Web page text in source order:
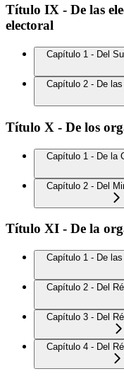
Título IX - De las
electoral
Capítulo 1 - Del
Capítulo 2 - De
Título X - De los
Capítulo 1 - De la
Capítulo 2 - Del
Título XI - De la
Capítulo 1 - De
Capítulo 2 - Del
Capítulo 3 - Del
Capítulo 4 - Del